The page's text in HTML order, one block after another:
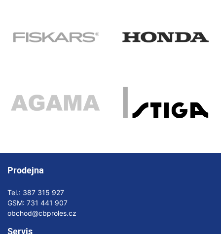
Prodejna
Tel.: 387 315 927
GSM: 731 441 907
obchod@cbproles.cz
Servis